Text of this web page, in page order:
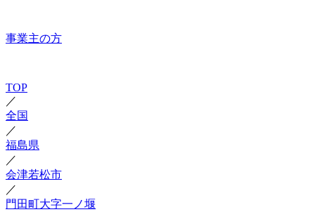
事業主の方
TOP
／
全国
／
福島県
／
会津若松市
／
門田町大字一ノ堰